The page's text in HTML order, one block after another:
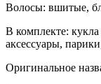
Волосы: вшитые,
В комплекте:
аксессуары,
Оригинальное